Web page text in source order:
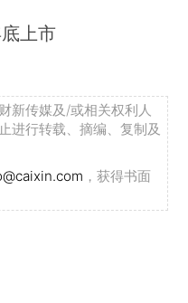
上市
新传媒及/或相关权利人
进行转载、摘编、复制及
，获得书面